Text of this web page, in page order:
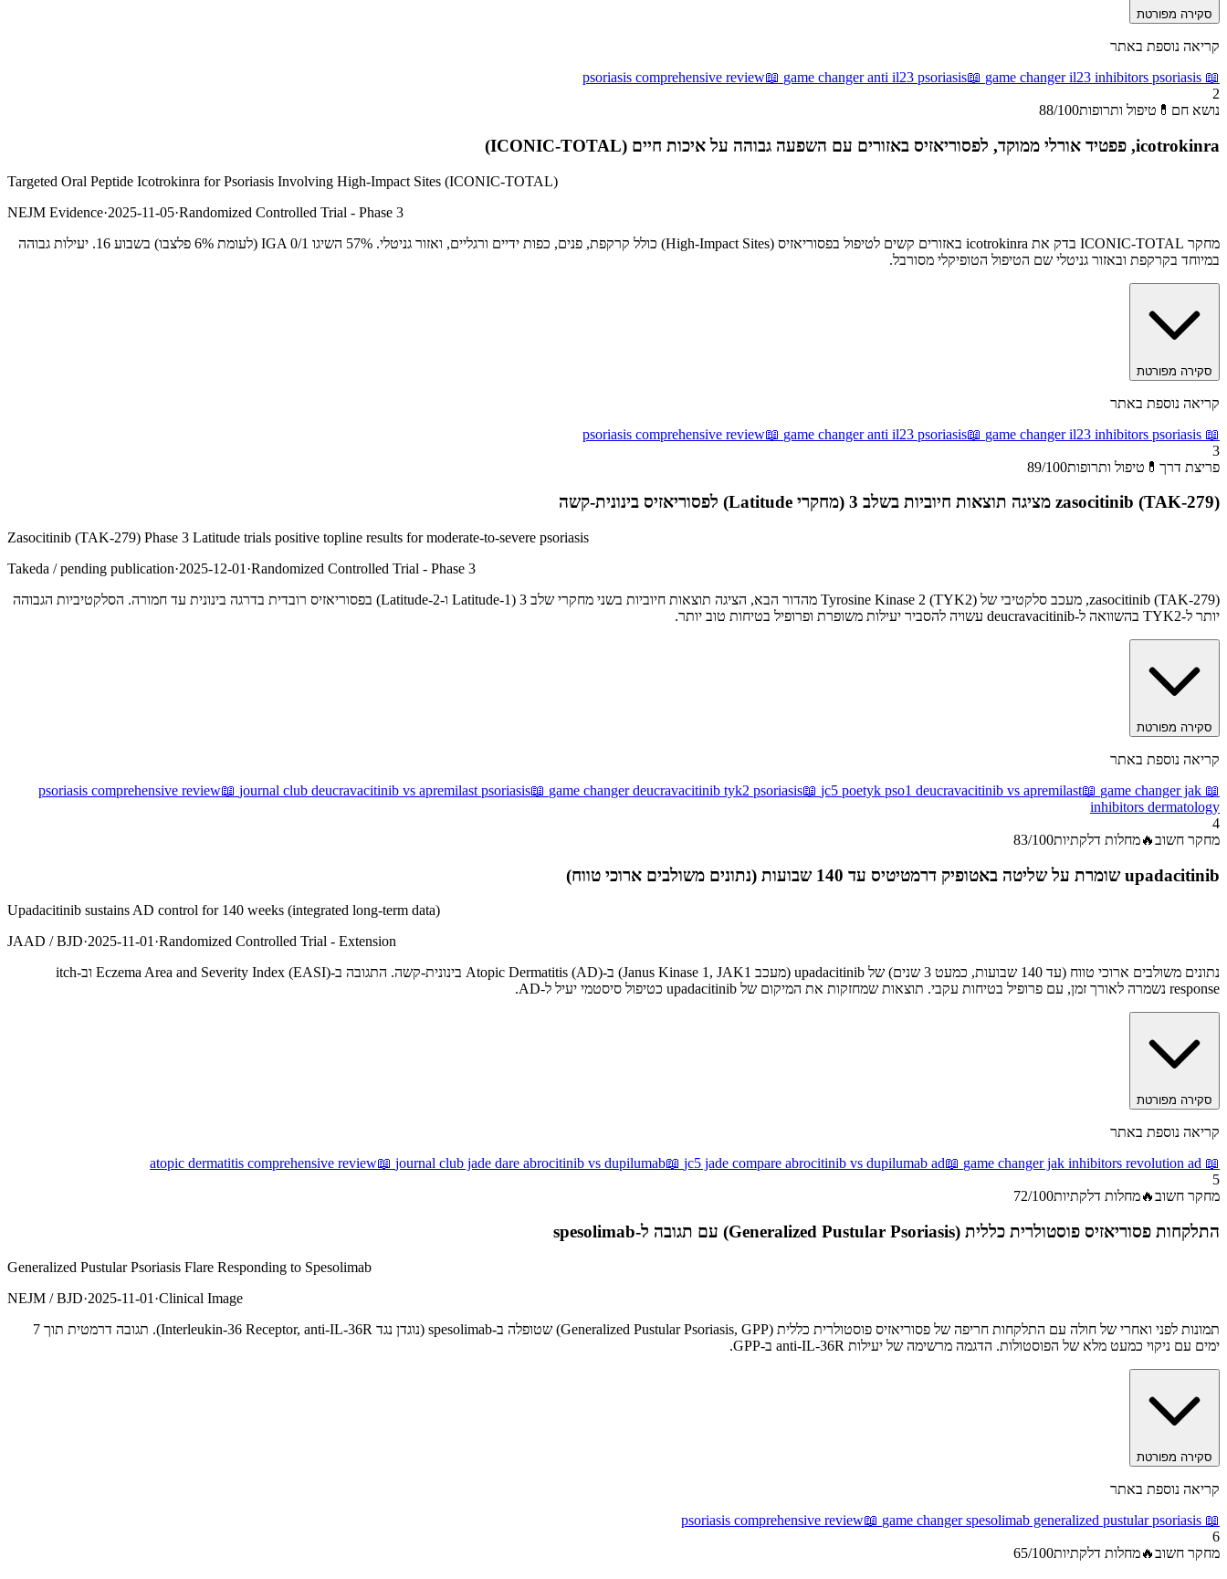
סקירה מפורטת
קריאה נוספת באתר
📖
psoriasis comprehensive review📖 game changer anti il23 psoriasis📖 game changer il23 inhibitors psoriasis
2
נושא חם 💊 טיפול ותרופות 88/100
icotrokinra, פפטיד אורלי ממוקד, לפסוריאזיס באזורים עם השפעה גבוהה על איכות חיים (ICONIC-TOTAL)
Targeted Oral Peptide Icotrokinra for Psoriasis Involving High-Impact Sites (ICONIC-TOTAL)
NEJM Evidence·2025-11-05·Randomized Controlled Trial - Phase 3
מחקר ICONIC-TOTAL בדק את icotrokinra באזורים קשים לטיפול בפסוריאזיס (High-Impact Sites) כולל קרקפת, פנים, כפות ידיים ורגליים, ואזור גניטלי. 57% השיגו IGA 0/1 (לעומת 6% פלצבו) בשבוע 16. יעילות גבוהה
במיוחד בקרקפת ובאזור גניטלי שם הטיפול הטופיקלי מסורבל.
סקירה מפורטת
קריאה נוספת באתר
📖
psoriasis comprehensive review📖 game changer anti il23 psoriasis📖 game changer il23 inhibitors psoriasis
3
פריצת דרך 💊 טיפול ותרופות 89/100
zasocitinib (TAK-279) מציגה תוצאות חיוביות בשלב 3 (מחקרי Latitude) לפסוריאזיס בינונית-קשה
Zasocitinib (TAK-279) Phase 3 Latitude trials positive topline results for moderate-to-severe psoriasis
Takeda / pending publication·2025-12-01 ·Randomized Controlled Trial - Phase 3
zasocitinib (TAK-279), מעכב סלקטיבי של Tyrosine Kinase 2 (TYK2) מהדור הבא, הציגה תוצאות חיוביות בשני מחקרי שלב 3 (Latitude-1 ו-Latitude-2) בפסוריאזיס רובדית בדרגה בינונית עד חמורה. הסלקטיביות הגבוהה
יותר ל-TYK2 בהשוואה ל-deucravacitinib עשויה להסביר יעילות משופרת ופרופיל בטיחות טוב יותר.
סקירה מפורטת
קריאה נוספת באתר
📖
psoriasis comprehensive review📖 journal club deucravacitinib vs apremilast psoriasis📖 game changer deucravacitinib tyk2 psoriasis📖 jc5 poetyk pso1 deucravacitinib vs apremilast📖 game changer jak
inhibitors dermatology
4
מחקר חשוב🔥מחלות דלקתיות 83/100
upadacitinib שומרת על שליטה באטופיק דרמטיטיס עד 140 שבועות (נתונים משולבים ארוכי טווח)
Upadacitinib sustains AD control for 140 weeks (integrated long-term data)
JAAD / BJD·2025-11-01 ·Randomized Controlled Trial - Extension
נתונים משולבים ארוכי טווח (עד 140 שבועות, כמעט 3 שנים) של upadacitinib (מעכב Janus Kinase 1, JAK1) ב-Atopic Dermatitis (AD) בינונית-קשה. התגובה ב-Eczema Area and Severity Index (EASI) וב-itch
response נשמרה לאורך זמן, עם פרופיל בטיחות עקבי. תוצאות שמחזקות את המיקום של upadacitinib כטיפול סיסטמי יעיל ל-AD.
סקירה מפורטת
קריאה נוספת באתר
📖
atopic dermatitis comprehensive review📖 journal club jade dare abrocitinib vs dupilumab📖 jc5 jade compare abrocitinib vs dupilumab ad📖 game changer jak inhibitors revolution ad
5
מחקר חשוב🔥מחלות דלקתיות 72/100
התלקחות פסוריאזיס פוסטולרית כללית (Generalized Pustular Psoriasis) עם תגובה ל-spesolimab
Generalized Pustular Psoriasis Flare Responding to Spesolimab
NEJM / BJD·2025-11-01 ·Clinical Image
תמונות לפני ואחרי של חולה עם התלקחות חריפה של פסוריאזיס פוסטולרית כללית (Generalized Pustular Psoriasis, GPP) שטופלה ב-spesolimab (נוגדן נגד Interleukin-36 Receptor, anti-IL-36R). תגובה דרמטית תוך 7
ימים עם ניקוי כמעט מלא של הפוסטולות. הדגמה מרשימה של יעילות anti-IL-36R ב-GPP.
סקירה מפורטת
קריאה נוספת באתר
📖
psoriasis comprehensive review📖 game changer spesolimab generalized pustular psoriasis
6
מחקר חשוב🔥מחלות דלקתיות 65/100